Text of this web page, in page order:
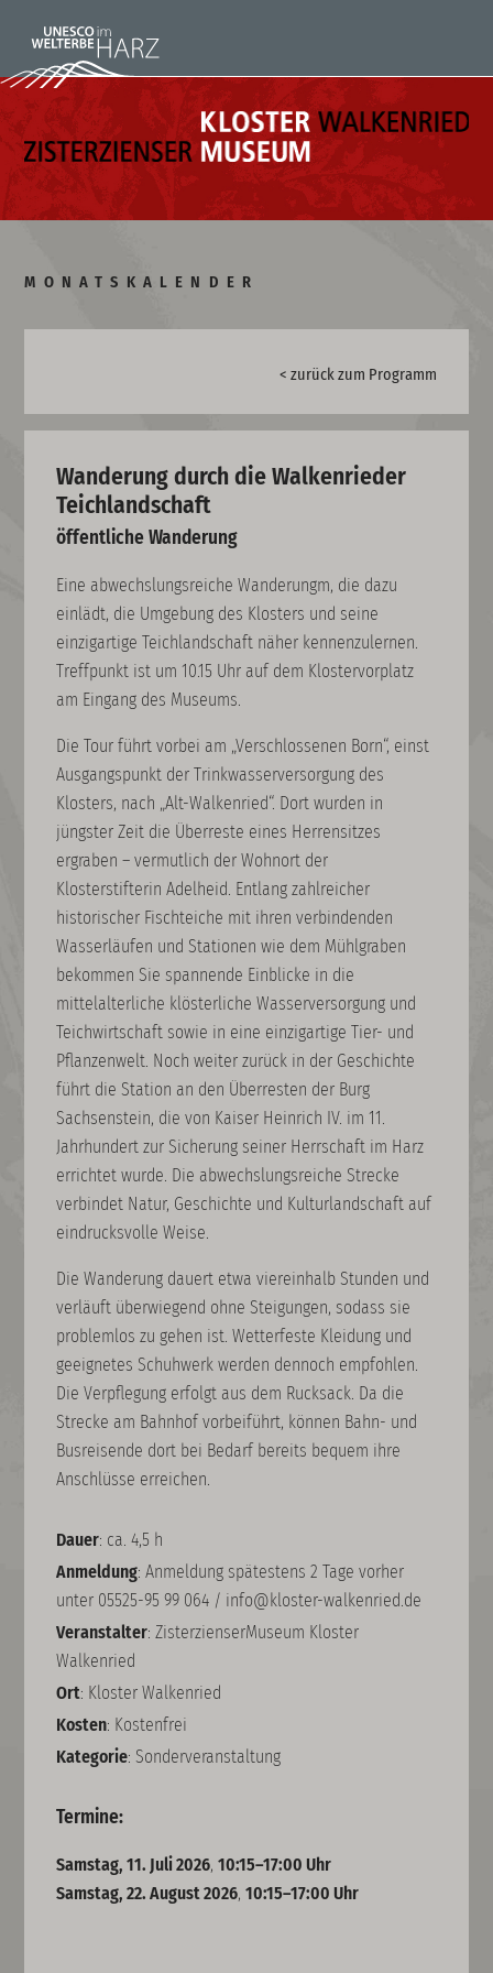
MONATSKALENDER
< zurück zum Programm
Wanderung durch die Walkenrieder
Teichlandschaft
öffentliche Wanderung
Eine abwechslungsreiche Wanderungm, die dazu
einlädt, die Umgebung des Klosters und seine
einzigartige Teichlandschaft näher kennenzulernen.
Treffpunkt ist um 10.15 Uhr auf dem Klostervorplatz
am Eingang des Museums.
Die Tour führt vorbei am „Verschlossenen Born“, einst
Ausgangspunkt der Trinkwasserversorgung des
Klosters, nach „Alt-Walkenried“. Dort wurden in
jüngster Zeit die Überreste eines Herrensitzes
ergraben – vermutlich der Wohnort der
Klosterstifterin Adelheid. Entlang zahlreicher
historischer Fischteiche mit ihren verbindenden
Wasserläufen und Stationen wie dem Mühlgraben
bekommen Sie spannende Einblicke in die
mittelalterliche klösterliche Wasserversorgung und
Teichwirtschaft sowie in eine einzigartige Tier- und
Pflanzenwelt. Noch weiter zurück in der Geschichte
führt die Station an den Überresten der Burg
Sachsenstein, die von Kaiser Heinrich IV. im 11.
Jahrhundert zur Sicherung seiner Herrschaft im Harz
errichtet wurde. Die abwechslungsreiche Strecke
verbindet Natur, Geschichte und Kulturlandschaft auf
eindrucksvolle Weise.
Die Wanderung dauert etwa viereinhalb Stunden und
verläuft überwiegend ohne Steigungen, sodass sie
problemlos zu gehen ist. Wetterfeste Kleidung und
geeignetes Schuhwerk werden dennoch empfohlen.
Die Verpflegung erfolgt aus dem Rucksack. Da die
Strecke am Bahnhof vorbeiführt, können Bahn- und
Busreisende dort bei Bedarf bereits bequem ihre
Anschlüsse erreichen.
Dauer: ca. 4,5 h
Anmeldung: Anmeldung spätestens 2 Tage vorher
unter 05525-95 99 064 / info@kloster-walkenried.de
Veranstalter: ZisterzienserMuseum Kloster
Walkenried
Ort: Kloster Walkenried
Kosten: Kostenfrei
Kategorie: Sonderveranstaltung
Termine:
Samstag, 11. Juli 2026,10:15–17:00 Uhr
Samstag, 22. August 2026,10:15–17:00 Uhr